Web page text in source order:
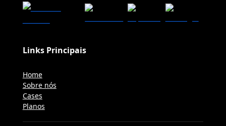
Links Principais
Home
Sobre nós
Cases
Planos